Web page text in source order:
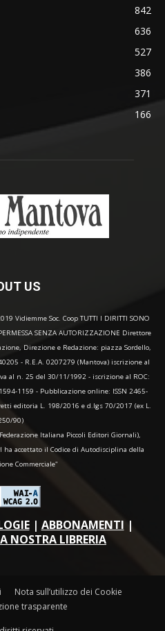
842
636
527
386
371
166
US
Vidiemme Soc. Coop TUTTI I DIRITTI SONO
SENZA AUTORIZZAZIONE Direttore
Direzione e Redazione: piazza Sordello,
- R.E.A. 0207279 (Mantova) iscrizione al
al n. 25 del 30/11/1992 - iscrizione al ROC:
1159 - Pubblicazione online: ISSN 2465-
editoria L. 198/2016 e d.lgs 70/2017 (ex L.
90)
Italiana Piccoli Editori Giornali),
ha accettato il Codice di Autodisciplina della
Commerciale"
| ABBONAMENTI |
NOSTRA LIBRERIA
Nota sull’utilizzo dei Cookie
trasparente